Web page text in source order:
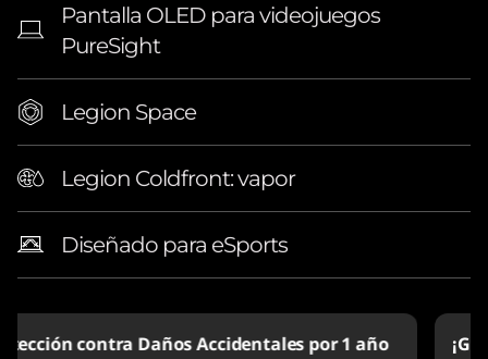
Pantalla OLED para videojuegos
PureSight
Legion Space
Legion Coldfront: vapor
Diseñado para eSports
¡Garantía ampliada Legion Ultimate Support!